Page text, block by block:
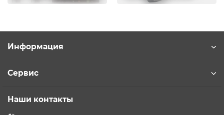
Информация
Сервис
Наши контакты